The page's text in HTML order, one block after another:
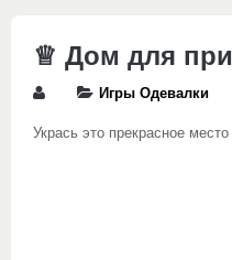
♕ Дом для
Игры Одевалки
Укрась это прекрасное